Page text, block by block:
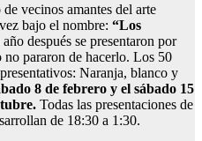
vecinos amantes del arte
bajo el nombre: “Los
después se presentaron por
no pararon de hacerlo. Los 50
Naranja, blanco y
8 de febrero y el sábado 15
Todas las presentaciones de
de 18:30 a 1:30.